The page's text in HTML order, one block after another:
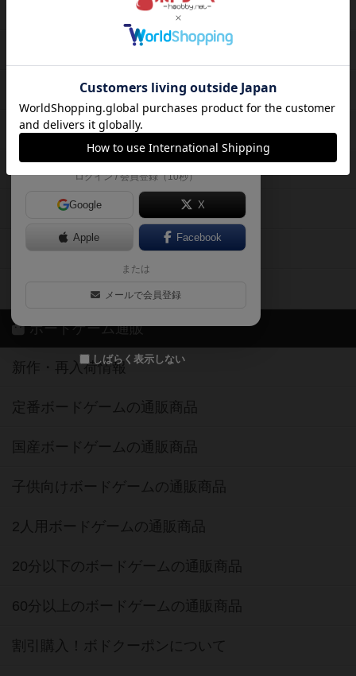
自分のデータを管理しませんか？
がボドゲーマを利用中！
気になるゲームのレビューを読む
お気に入り作品・所有リストの共
有
ログイン / 会員登録（10秒）
Google X
Apple Facebook
または
メールで会員登録
しばらく表示しない
ボードゲームを検索する
ボードゲームの新着レビュー
ボードゲーム会情報
メカニクス特集
ボドとも・会員一覧
ボードゲーム業界コラム
ボドゲーマご利用案内
ボードゲーム通販
新作・再入荷情報
定番ボードゲームの通販商品
国産ボードゲームの通販商品
子供向けボードゲームの通販商品
2人用ボードゲームの通販商品
20分以下のボードゲームの通販商品
60分以上のボードゲームの通販商品
割引購入！ボドクーポンについて